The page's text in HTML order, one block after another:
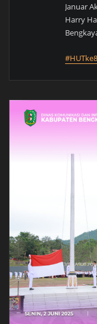
Januar
Harry